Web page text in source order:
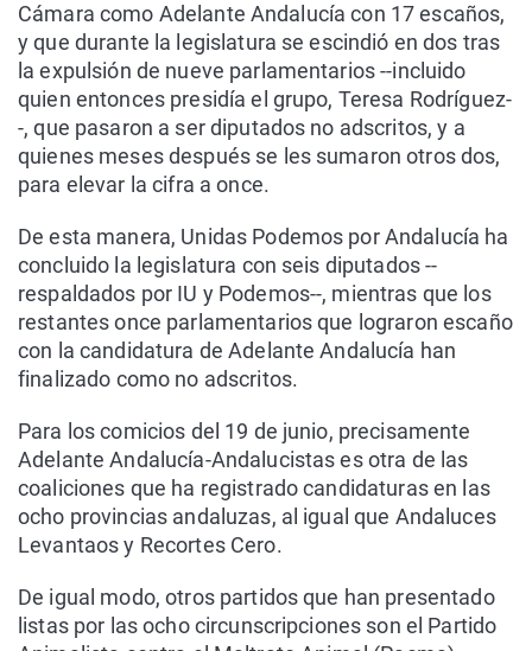
Cámara como Adelante Andalucía con 17 escaños,
y que durante la legislatura se escindió en dos tras
la expulsión de nueve parlamentarios --incluido
quien entonces presidía el grupo, Teresa Rodríguez-
-, que pasaron a ser diputados no adscritos, y a
quienes meses después se les sumaron otros dos,
para elevar la cifra a once.
De esta manera, Unidas Podemos por Andalucía ha
concluido la legislatura con seis diputados --
respaldados por IU y Podemos--, mientras que los
restantes once parlamentarios que lograron escaño
con la candidatura de Adelante Andalucía han
finalizado como no adscritos.
Para los comicios del 19 de junio, precisamente
Adelante Andalucía-Andalucistas es otra de las
coaliciones que ha registrado candidaturas en las
ocho provincias andaluzas, al igual que Andaluces
Levantaos y Recortes Cero.
De igual modo, otros partidos que han presentado
listas por las ocho circunscripciones son el Partido